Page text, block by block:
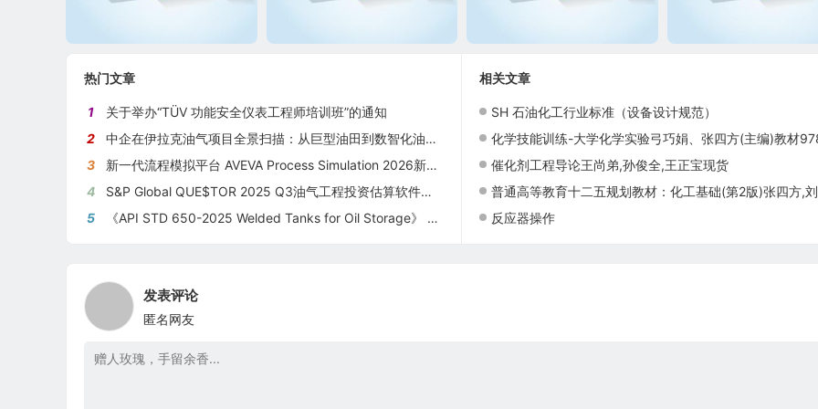
热门文章
1
关于举办“TÜV 功能安全仪表工程师培训班”的通知
2
中企在伊拉克油气项目全景扫描：从巨型油田到数智化油田的系统性布局
3
新一代流程模拟平台 AVEVA Process Simulation 2026新版本发布
4
S&P Global QUE$TOR 2025 Q3油气工程投资估算软件新版本发布
5
《API STD 650-2025 Welded Tanks for Oil Storage》 《钢制焊接储油罐》（中英文对照版）
相关文章
SH 石油化工行业标准（设备设计规范）
化学技能训练-大学化学实验弓巧娟、张四方(主编)教材9787511412980中国石化出版
催化剂工程导论王尚弟,孙俊全,王正宝现货
普通高等教育十二五规划教材：化工基础(第2版)张四方,
反应器操作
发表评论
匿名网友